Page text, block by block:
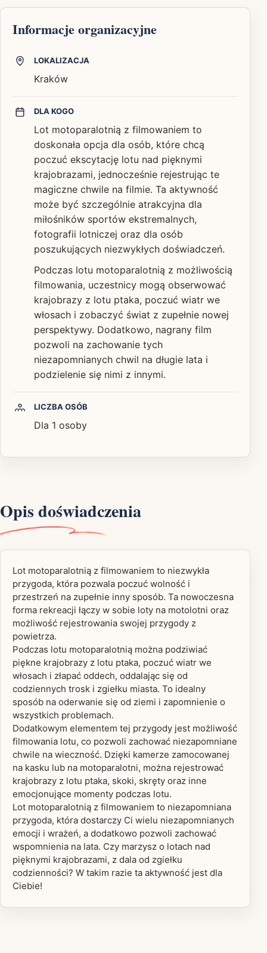
Informacje organizacyjne
LOKALIZACJA
Kraków
DLA KOGO
Lot motoparalotnią z filmowaniem to
doskonała opcja dla osób, które chcą
poczuć ekscytację lotu nad pięknymi
krajobrazami, jednocześnie rejestrując te
magiczne chwile na filmie. Ta aktywność
może być szczególnie atrakcyjna dla
miłośników sportów ekstremalnych,
fotografii lotniczej oraz dla osób
poszukujących niezwykłych doświadczeń.
Podczas lotu motoparalotnią z możliwością
filmowania, uczestnicy mogą obserwować
krajobrazy z lotu ptaka, poczuć wiatr we
włosach i zobaczyć świat z zupełnie nowej
perspektywy. Dodatkowo, nagrany film
pozwoli na zachowanie tych
niezapomnianych chwil na długie lata i
podzielenie się nimi z innymi.
LICZBA OSÓB
Dla 1 osoby
Opis doświadczenia
Lot motoparalotnią z filmowaniem to niezwykła
przygoda, która pozwala poczuć wolność i
przestrzeń na zupełnie inny sposób. Ta nowoczesna
forma rekreacji łączy w sobie loty na motolotni oraz
możliwość rejestrowania swojej przygody z
powietrza.
Podczas lotu motoparalotnią można podziwiać
piękne krajobrazy z lotu ptaka, poczuć wiatr we
włosach i złapać oddech, oddalając się od
codziennych trosk i zgiełku miasta. To idealny
sposób na oderwanie się od ziemi i zapomnienie o
wszystkich problemach.
Dodatkowym elementem tej przygody jest możliwość
filmowania lotu, co pozwoli zachować niezapomniane
chwile na wieczność. Dzięki kamerze zamocowanej
na kasku lub na motoparalotni, można rejestrować
krajobrazy z lotu ptaka, skoki, skręty oraz inne
emocjonujące momenty podczas lotu.
Lot motoparalotnią z filmowaniem to niezapomniana
przygoda, która dostarczy Ci wielu niezapomnianych
emocji i wrażeń, a dodatkowo pozwoli zachować
wspomnienia na lata. Czy marzysz o lotach nad
pięknymi krajobrazami, z dala od zgiełku
codzienności? W takim razie ta aktywność jest dla
Ciebie!